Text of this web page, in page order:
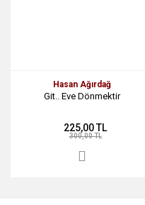
Hasan Ağırdağ
Git.. Eve Dönmektir
225,00 TL
300,00 TL